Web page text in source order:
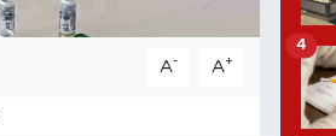
A- A+
4